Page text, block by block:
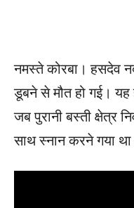
नमस्ते कोरबा। हसदेव
डूबने से मौत हो गई।
जब पुरानी बस्ती क्षेत्र
साथ स्नान करने गया